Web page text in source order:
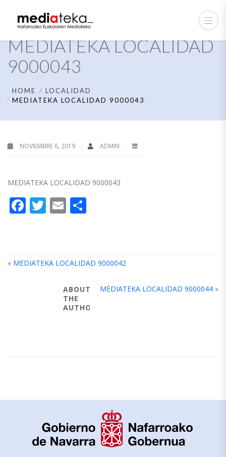
MEDIATEKA LOCALIDAD
9000043
HOME
LOCALIDAD
MEDIATEKA LOCALIDAD 9000043
NOVIEMBRE 6, 2019 ADMIN
MEDIATEKA LOCALIDAD 9000043
Facebook
Twitter
Email
« MEDIATEKA LOCALIDAD 9000042
MEDIATEKA LOCALIDAD 9000044 »
ABOUT
THE
AUTHOR